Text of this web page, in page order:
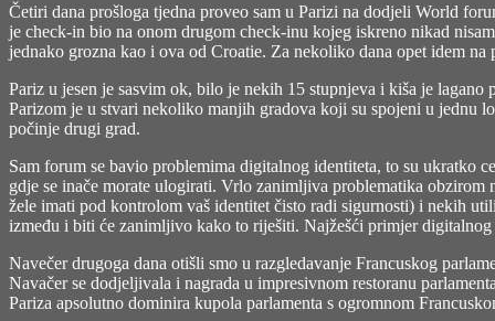
Četiri dana prošloga tjedna proveo sam u Parizi na dodjeli World
je check-in bio na onom drugom check-inu kojeg iskreno nikad
jednako grozna kao i ova od Croatie. Za nekoliko dana opet idem
Pariz u jesen je sasvim ok, bilo je nekih 15 stupnjeva i kiša je
Parizom je u stvari nekoliko manjih gradova koji su spojeni u jednu
počinje drugi grad.
Sam forum se bavio problemima digitalnog identiteta, to su
gdje se inače morate ulogirati. Vrlo zanimljiva problematika
žele imati pod kontrolom vaš identitet čisto radi sigurnosti) i nekih
između i biti će zanimljivo kako to riješiti. Najžešći primjer digitalnog
Navečer drugoga dana otišli smo u razgledavanje Francuskog
Navačer se dodjeljivala i nagrada u impresivnom restoranu
Pariza apsolutno dominira kupola parlamenta s ogromnom